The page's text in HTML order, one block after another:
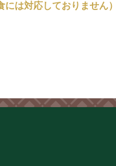
は対応しておりません）